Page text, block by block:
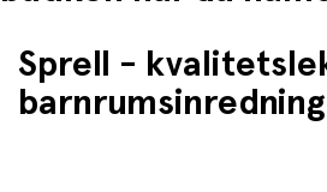
Sprell -